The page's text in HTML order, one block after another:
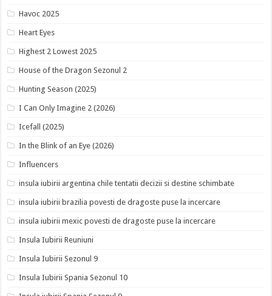
Havoc 2025
Heart Eyes
Highest 2 Lowest 2025
House of the Dragon Sezonul 2
Hunting Season (2025)
I Can Only Imagine 2 (2026)
Icefall (2025)
In the Blink of an Eye (2026)
Influencers
insula iubirii argentina chile tentatii decizii si destine schimbate
insula iubirii brazilia povesti de dragoste puse la incercare
insula iubirii mexic povesti de dragoste puse la incercare
Insula Iubirii Reuniuni
Insula Iubirii Sezonul 9
Insula Iubirii Spania Sezonul 10